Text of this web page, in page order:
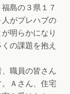
島の３県１７
がプレハブの
明らかになり
の課題を抱え
職員の皆さん
Ａさん、住宅